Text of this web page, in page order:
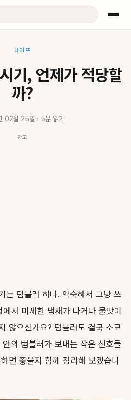
라이프
기, 언제가 적당할
까?
02월 25일 · 5분 읽기
광고
는 텀블러 하나. 익숙해서 그냥 쓰
서 미세한 냄새가 나거나 물맛이
않으신가요? 텀블러도 결국 소모
의 텀블러가 보내는 작은 신호들
면 좋을지 함께 정리해 보겠습니